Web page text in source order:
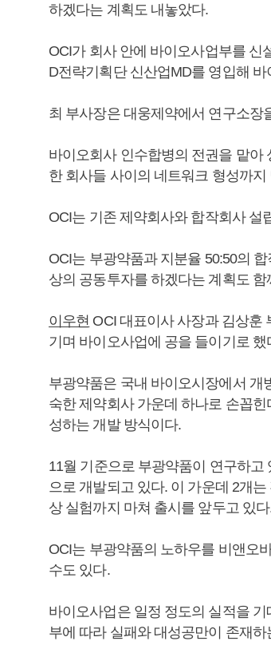
하겠다는 계획도 내놓았다.
OCI가 회사 안에 바이오사업부를 신
D전략기획단 신산업MD를 영입해
최 부사장은 대웅제약에서 연구소장
바이오회사 인수합병의 전권을 맡아
한 회사들 사이의 네트워크 형성까지
OCI는 기존 제약회사와 합작회사 설
OCI는 부광약품과 지분율 50:50의
상의 공동투자를 하겠다는 계획도 함
이우현 OCI 대표이사 사장과 김상훈
기며 바이오사업에 공을 들이기로 했
부광약품은 국내 바이오시장에서 개
숙한 제약회사 가운데 하나로 손꼽
성하는 개발 방식이다.
11월 기준으로 부광약품이 연구하
으로 개발되고 있다. 이 가운데 2개
상 실험까지 마쳐 출시를 앞두고 있
OCI는 부광약품의 노하우를 비앤오
수도 있다.
바이오사업은 일정 정도의 실적을
부에 따라 실패와 대성공만이 존재하